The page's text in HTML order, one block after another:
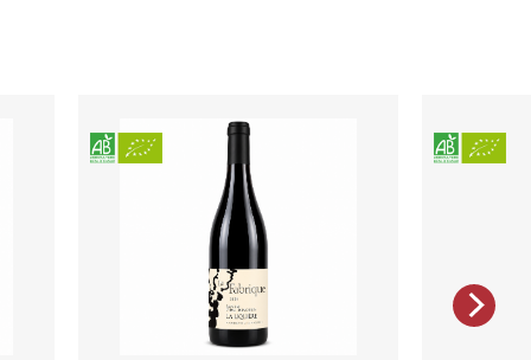
la Liquière est agriculture biologique
le premier millésime certifié du domaine.
: pratiques respectueuses de
vendanges manuelles, vinifications
de la Liquière est adaptée à chaque
moment de la vie, elle reflète
du terroir.